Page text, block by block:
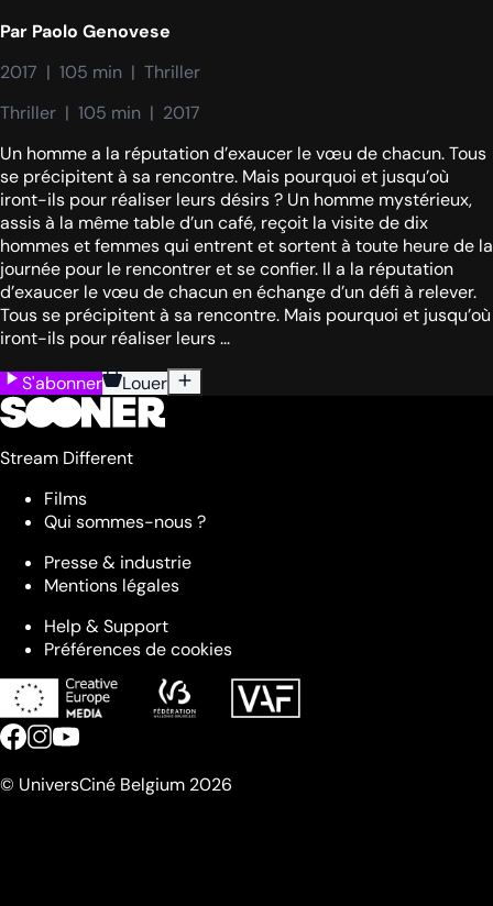
Par Paolo Genovese
2017  |  105 min  |  Thriller
Thriller  |  105 min  |  2017
Un homme a la réputation d’exaucer le vœu de chacun. Tous
se précipitent à sa rencontre. Mais pourquoi et jusqu’où
iront-ils pour réaliser leurs désirs ? Un homme mystérieux,
assis à la même table d’un café, reçoit la visite de dix
hommes et femmes qui entrent et sortent à toute heure de la
journée pour le rencontrer et se confier. Il a la réputation
d’exaucer le vœu de chacun en échange d’un défi à relever.
Tous se précipitent à sa rencontre. Mais pourquoi et jusqu’où
iront-ils pour réaliser leurs ...
S'abonner
Louer
Stream Different
Films
Qui sommes-nous ?
Presse & industrie
Mentions légales
Help & Support
Préférences de cookies
© UniversCiné Belgium 2026